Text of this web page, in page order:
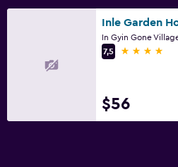
Inle Garden
7,5
4 estrellas
$56